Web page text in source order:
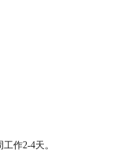
作2-4天。